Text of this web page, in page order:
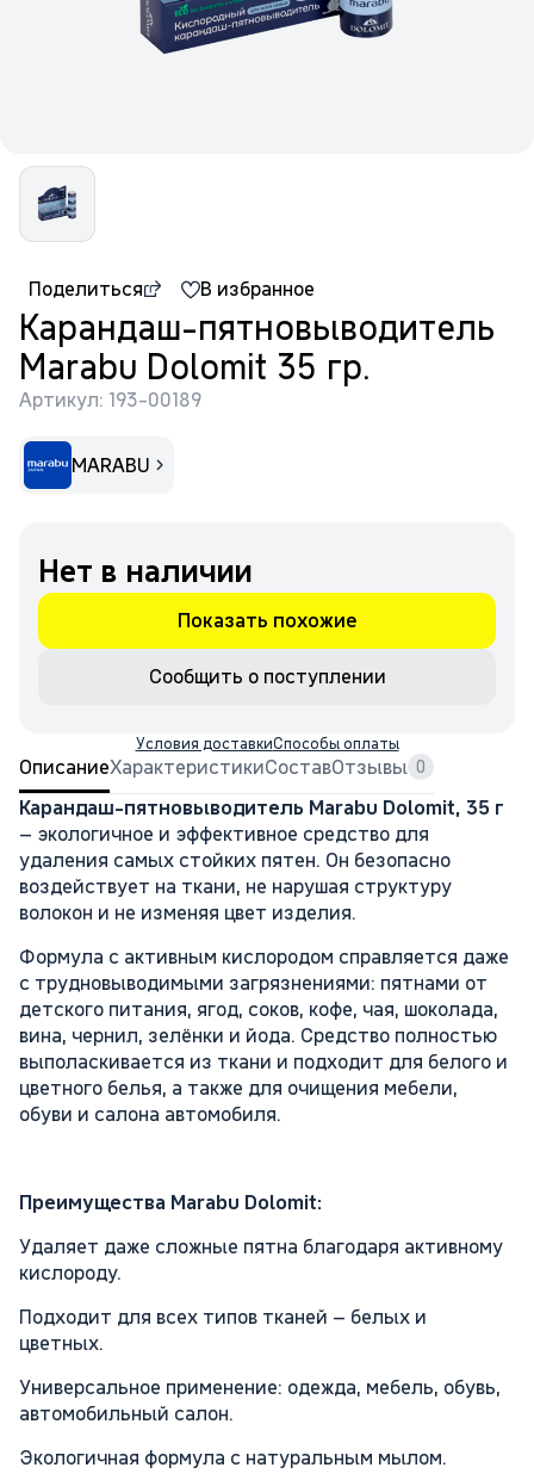
Поделиться В избранное
Карандаш-пятновыводитель
Marabu Dolomit 35 гр.
Артикул: 193-00189
MARABU
Нет в наличии
Показать похожие
Сообщить о поступлении
Условия доставкиСпособы оплаты
ОписаниеХарактеристикиСоставОтзывы 0
Карандаш-пятновыводитель Marabu Dolomit, 35 г
– экологичное и эффективное средство для
удаления самых стойких пятен. Он безопасно
воздействует на ткани, не нарушая структуру
волокон и не изменяя цвет изделия.
Формула с активным кислородом справляется даже
с трудновыводимыми загрязнениями: пятнами от
детского питания, ягод, соков, кофе, чая, шоколада,
вина, чернил, зелёнки и йода. Средство полностью
выполаскивается из ткани и подходит для белого и
цветного белья, а также для очищения мебели,
обуви и салона автомобиля.
Преимущества Marabu Dolomit:
Удаляет даже сложные пятна благодаря активному
кислороду.
Подходит для всех типов тканей – белых и
цветных.
Универсальное применение: одежда, мебель, обувь,
автомобильный салон.
Экологичная формула с натуральным мылом.